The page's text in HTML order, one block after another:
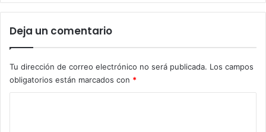
Deja un comentario
Tu dirección de correo electrónico no será publicada. Los campos
obligatorios están marcados con *